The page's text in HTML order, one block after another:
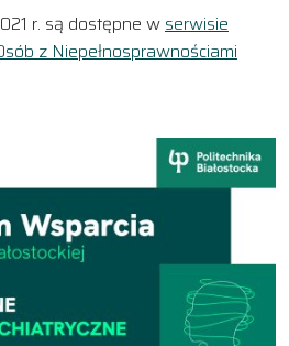
r. są dostępne wserwisie
z Niepełnosprawnościami